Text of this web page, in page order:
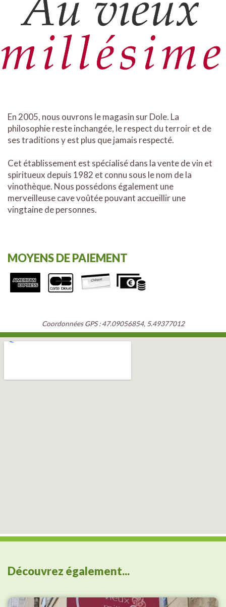
En 2005, nous ouvrons le magasin sur Dole. La
philosophie reste inchangée, le respect du terroir et de
ses traditions y est plus que jamais respecté.
Cet établissement est spécialisé dans la vente de vin et
spiritueux depuis 1982 et connu sous le nom de la
vinothèque. Nous possédons également une
merveilleuse cave voûtée pouvant accueillir une
vingtaine de personnes.
MOYENS DE PAIEMENT
Coordonnées GPS : 47.09056854, 5.49377012
Découvrez également...